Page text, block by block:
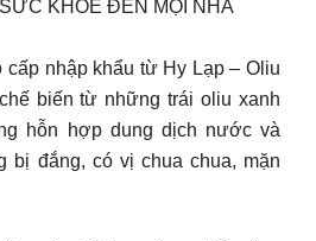
KHỎE ĐẾN MỌI NHÀ
cấp nhập khẩu từ Hy Lạp – Oliu
biến từ những trái oliu xanh
hỗn hợp dung dịch nước và
bị đắng, có vị chua chua, mặn